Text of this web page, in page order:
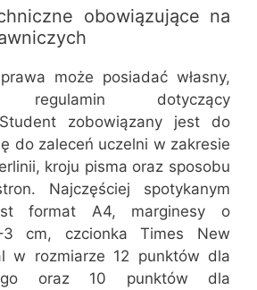
obowiązujące na
może posiadać własny,
regulamin dotyczący
zobowiązany jest do
do zaleceń uczelni w zakresie
kroju pisma oraz sposobu
Najczęściej spotykanym
format A4, marginesy o
cm, czcionka Times New
w rozmiarze 12 punktów dla
oraz 10 punktów dla